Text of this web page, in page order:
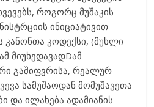
როგორც მუშაკის
ინიციატივით
კოდექსი, (მუხლი
მიუხედავადDამ
გაშიფვრისა, რეალურ
სამუშაოდან მომუშავეთა
და ილახება ადამიანის